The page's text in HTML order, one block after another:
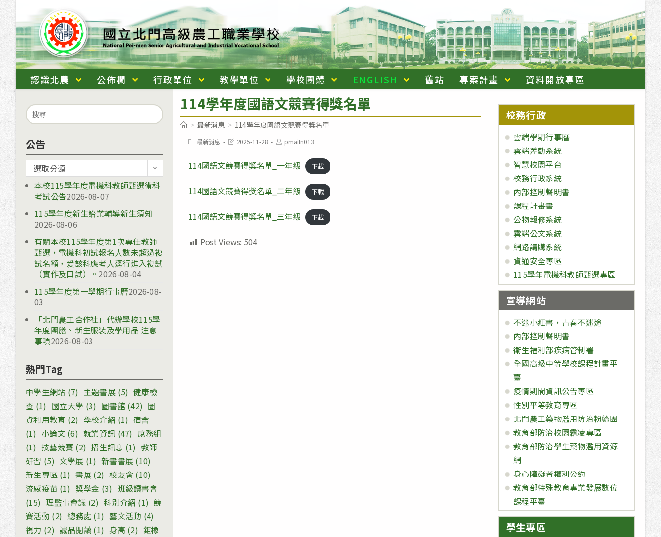
跳
主
要
內
容
認識北農 公佈欄 行政單位 教學單位 學校團體 ENGLISH 舊站 專案計畫 資料開放專區
114學年度國語文競賽得獎名單
> 最新消息 > 114學年度國語文競賽得獎名單
Post最新消息
Post2025-11-28
Post
author:
pmaitn013
114國語文競賽得獎名單_一年級 下載
114國語文競賽得獎名單_二年級 下載
114國語文競賽得獎名單_三年級 下載
Post Views: 504
Search
for:
公告
告
選取分類
本校115學年度電機科教師甄選術科
考試公告2026-08-07
115學年度新生始業輔導新生須知
2026-08-06
有關本校115學年度第1次專任教師
甄選，電機科初試報名人數未超過複
試名額，爰該科應考人逕行進入複試
（實作及口試）。 2026-08-04
115學年度第一學期行事曆2026-08-
03
「北門農工合作社」代辦學校115學
年度團膳、新生服裝及學用品 注意
事項2026-08-03
熱門Tag
中學生網站 (7) 主題書展(5) 健康檢
查 (1) 國立大學 (3) 圖書館(42) 圖
資利用教育 (2) 學校介紹 (1) 宿舍
(1) 小論文(6) 就業資訊 (47) 庶務組
(1) 技藝競賽 (2) 招生訊息 (1) 教師
研習 (5) 文學展 (1) 新書書展 (10)
新生專區 (1) 書展 (2) 校友會 (10)
流感疫苗 (1) 獎學金 (3) 班級讀書會
(15) 理監事會議 (2) 科別介紹 (1) 競
賽活動 (2) 總務處 (1) 藝文活動 (4)
視力 (2) 誠品閱讀 (1) 身高 (2) 鉅橡
校務行政
雲端學期行事曆
雲端差勤系統
智慧校園平台
校務行政系統
內部控制聲明書
課程計畫書
公物報修系統
雲端公文系統
網路請購系統
資通安全專區
115學年電機科教師甄選專區
宣導網站
不迷小紅書，青春不迷途
內部控制聲明書
衛生福利部疾病管制署
全國高級中等學校課程計畫平
臺
疫情期間資訊公告專區
性別平等教育專區
北門農工藥物濫用防治粉絲團
教育部防治校園霸凌專區
教育部防治學生藥物濫用資源
網
身心障礙者權利公約
教育部特殊教育專業發展數位
課程平臺
學生專區